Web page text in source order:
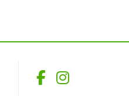
Facebook
Instagram